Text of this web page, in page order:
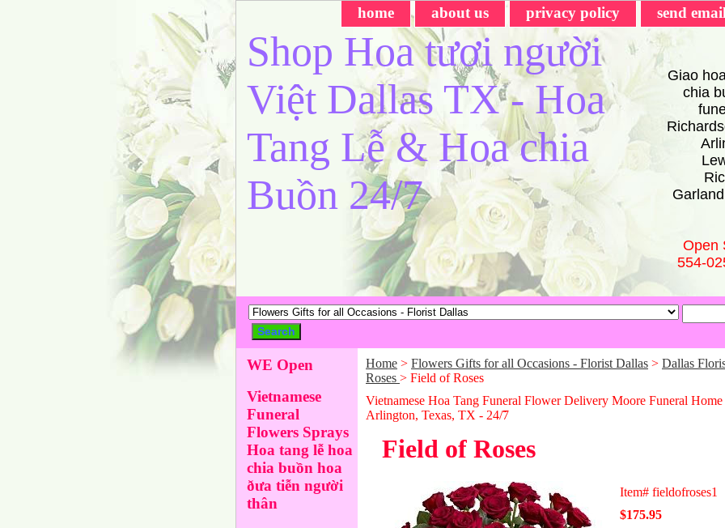
home about us privacy policy send email
Shop Hoa tươi người
Việt Dallas TX - Hoa
Tang Lễ & Hoa chia
Buồn 24/7
Giao
chia
Open
554-
Home > Flowers Gifts for all Occasions - Florist Dallas > Dallas
Roses > Field of Roses
Vietnamese Hoa Tang Funeral Flower Delivery Moore Funeral
Arlington, Texas, TX - 24/̃7
Field of Roses
Item# fieldofroses1
$175.95
WE Open
Vietnamese
Funeral
Flowers Sprays
Hoa tang lễ hoa
chia buồn hoa
ðưa tiễn người
thân